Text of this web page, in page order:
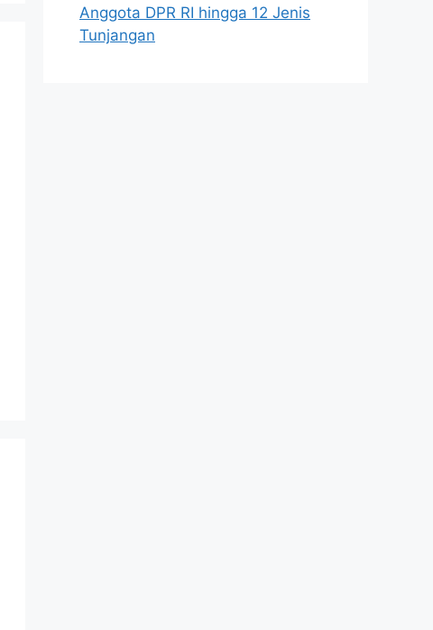
Anggota DPR RI hingga 12 Jenis
Tunjangan